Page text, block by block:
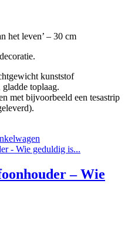
het leven’ – 30 cm
kunststof
gladde toplaag.
met bijvoorbeeld een tesastrip
– Wie